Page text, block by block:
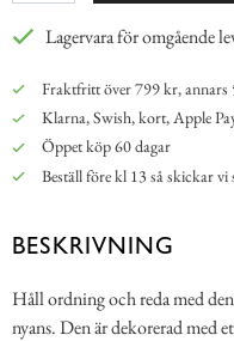
Lagervara för omgående
Fraktfritt över 799 kr, annars
Klarna, Swish, kort, Apple
Öppet köp 60 dagar
Beställ före kl 13 så skickar vi
BESKRIVNING
Håll ordning och reda med
nyans. Den är dekorerad